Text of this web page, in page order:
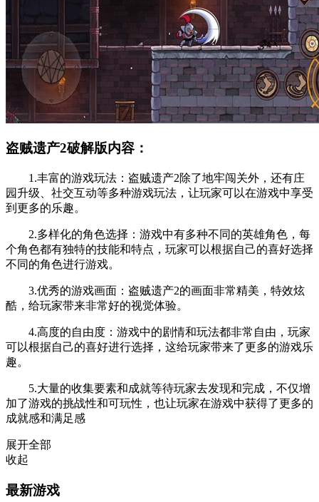
盗贼遗产2破解版内容：
1.丰富的游戏玩法：盗贼遗产2除了地牢闯关外，还有庄
园升级、社交互动等多种游戏玩法，让玩家可以在游戏中享受
到更多的乐趣。
2.多样化的角色选择：游戏中有多种不同的英雄角色，每
个角色都有独特的技能和特点，玩家可以根据自己的喜好选择
不同的角色进行游戏。
3.优秀的游戏画面：盗贼遗产2的画面非常精美，特效炫
酷，给玩家带来非常好的视觉体验。
4.高度的自由度：游戏中的剧情和玩法都非常自由，玩家
可以根据自己的喜好进行选择，这给玩家带来了更多的游戏乐
趣。
5.大量的收集要素和成就等待玩家去发现和完成，不仅增
加了游戏的挑战性和可玩性，也让玩家在游戏中获得了更多的
成就感和满足感
展开全部
收起
最新游戏